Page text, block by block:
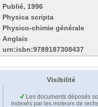
Publié, 1996
Physica scripta
Physico-chimie générale
Anglais
urn:isbn:9789187308437
Visibilité
Les documents déposés
indexés par les moteurs de